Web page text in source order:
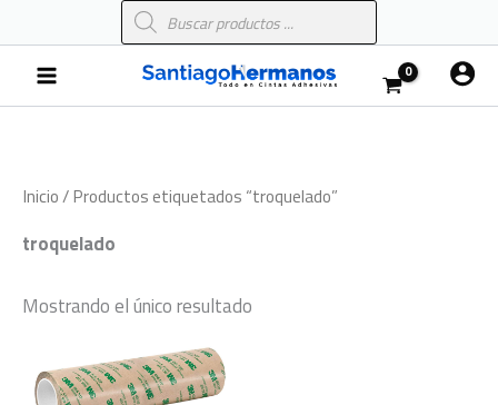
al
contenido
Búsqueda
de
Main
Menu
Inicio/ Productos etiquetados “troquelado”
troquelado
Mostrando el único resultado